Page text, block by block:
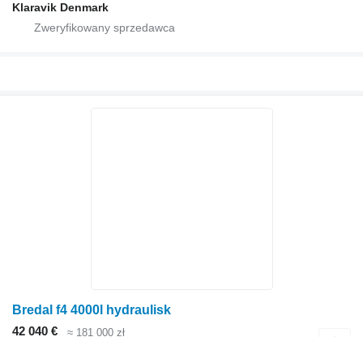
Klaravik Denmark
Bredal f4 4000l hydraulisk
42 040 €
≈ 181 000 zł